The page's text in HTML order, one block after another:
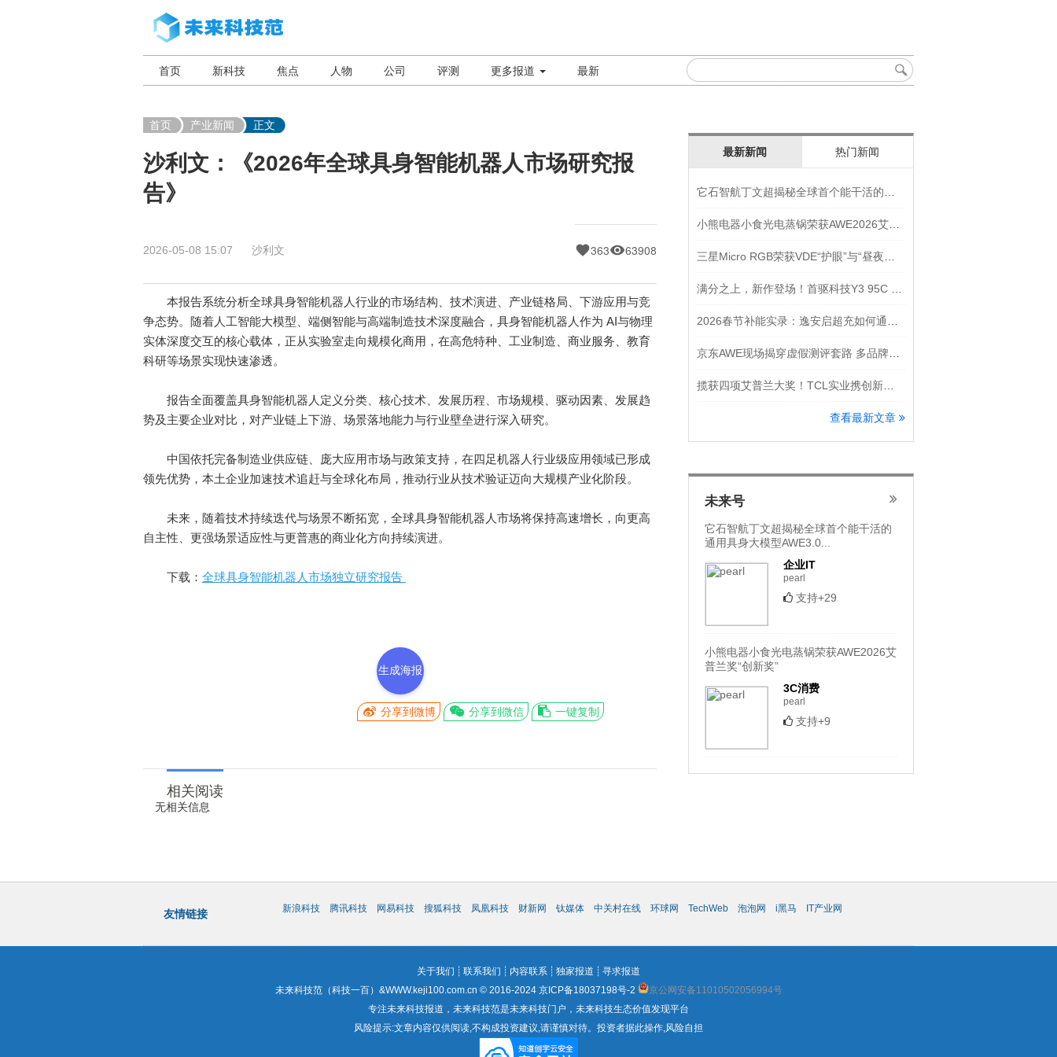
首页 新科技 焦点 人物 公司 评测 更多报道 最新
首页 产业新闻 正文
沙利文：《2026年全球具身智能机器人市场研究报
告》
2026-05-08 15:07 沙利文 363 63908
本报告系统分析全球具身智能机器人行业的市场结构、技术演进、产业链格局、下游应用与竞
争态势。随着人工智能大模型、端侧智能与高端制造技术深度融合，具身智能机器人作为 AI与物理
实体深度交互的核心载体，正从实验室走向规模化商用，在高危特种、工业制造、商业服务、教育
科研等场景实现快速渗透。
报告全面覆盖具身智能机器人定义分类、核心技术、发展历程、市场规模、驱动因素、发展趋
势及主要企业对比，对产业链上下游、场景落地能力与行业壁垒进行深入研究。
中国依托完备制造业供应链、庞大应用市场与政策支持，在四足机器人行业级应用领域已形成
领先优势，本土企业加速技术追赶与全球化布局，推动行业从技术验证迈向大规模产业化阶段。
未来，随着技术持续迭代与场景不断拓宽，全球具身智能机器人市场将保持高速增长，向更高
自主性、更强场景适应性与更普惠的商业化方向持续演进。
下载： 全球具身智能机器人市场独立研究报告
生成海报
分享到微博 分享到微信 一键复制
相关阅读
无相关信息
最新新闻 热门新闻
查看最新文章
未来号
它石智航丁文超揭秘全球首个能干活的
通用具身大模型AWE3.0...
企业IT
pearl
支持+29
小熊电器小食光电蒸锅荣获AWE2026艾
普兰奖“创新奖”
3C消费
pearl
支持+9
友情链接 新浪科技 腾讯科技 网易科技 搜狐科技 凤凰科技 财新网 钛媒体 中关村在线 环球网 TechWeb 泡泡网 i黑马 IT产业网
关于我们 ┊ 联系我们 ┊ 内容联系 ┊ 独家报道 ┊ 寻求报道
未来科技范（科技一百）&WWW.keji100.com.cn © 2016-2024 京ICP备18037198号-2
京公网安备11010502056994号
专注未来科技报道，未来科技范是未来科技门户，未来科技生态价值发现平台
风险提示:文章内容仅供阅读,不构成投资建议,请谨慎对待。投资者据此操作,风险自担